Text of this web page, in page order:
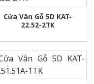
Cửa Vân Gỗ 5D KAT-
22.52-2TK